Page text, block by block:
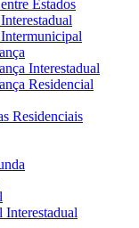
Estados
Interestadual
Residencial
Residenciais
Interestadual